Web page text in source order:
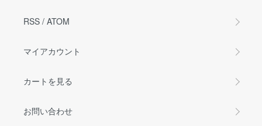
RSS / ATOM
マイアカウント
カートを見る
お問い合わせ